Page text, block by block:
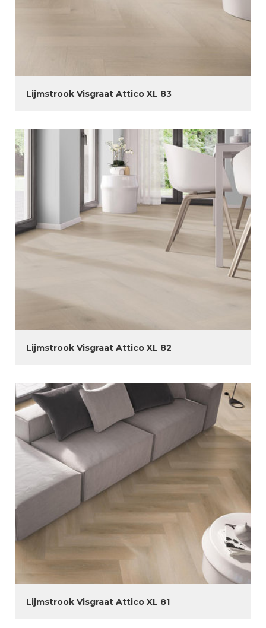
Lijmstrook Visgraat Attico XL 83
Lijmstrook Visgraat Attico XL 82
Lijmstrook Visgraat Attico XL 81